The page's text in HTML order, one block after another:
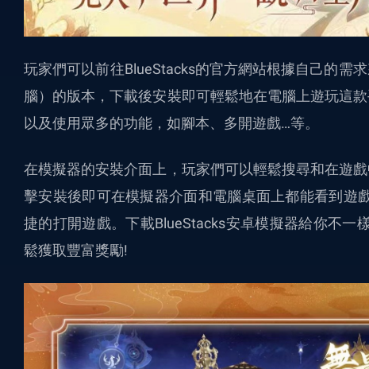
玩家們可以前往BlueStacks的官方網站根據自己的需
腦）的版本，下載後安裝即可輕鬆地在電腦上遊玩這
以及使用眾多的功能，如腳本、多開遊戲…等。
在模擬器的安裝介面上，玩家們可以輕鬆搜尋和在遊
擊安裝後即可在模擬器介面和電腦桌面上都能看到遊
捷的打開遊戲。下載BlueStacks安卓模擬器給你不一
鬆獲取豐富獎勵!